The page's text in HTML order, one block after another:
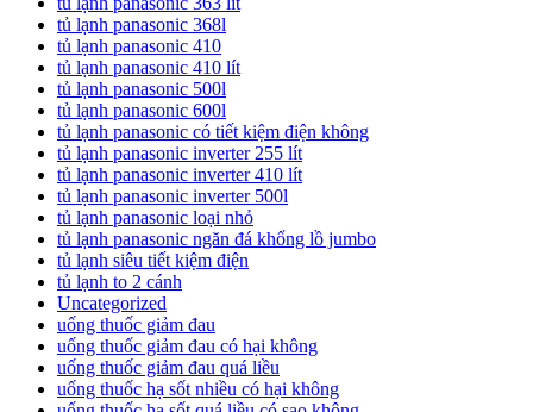
tủ lạnh panasonic 368l
tủ lạnh panasonic 410
tủ lạnh panasonic 410 lít
tủ lạnh panasonic 500l
tủ lạnh panasonic 600l
tủ lạnh panasonic có tiết kiệm điện không
tủ lạnh panasonic inverter 255 lít
tủ lạnh panasonic inverter 410 lít
tủ lạnh panasonic inverter 500l
tủ lạnh panasonic loại nhỏ
tủ lạnh panasonic ngăn đá khổng lồ jumbo
tủ lạnh siêu tiết kiệm điện
tủ lạnh to 2 cánh
Uncategorized
uống thuốc giảm đau
uống thuốc giảm đau có hại không
uống thuốc giảm đau quá liều
uống thuốc hạ sốt nhiều có hại không